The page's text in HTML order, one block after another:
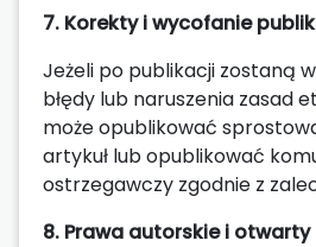
7. Korekty i wycofanie
Jeżeli po publikacji zostaną
błędy lub naruszenia zasad
może opublikować
artykuł lub opublikować
ostrzegawczy zgodnie z
8. Prawa autorskie i